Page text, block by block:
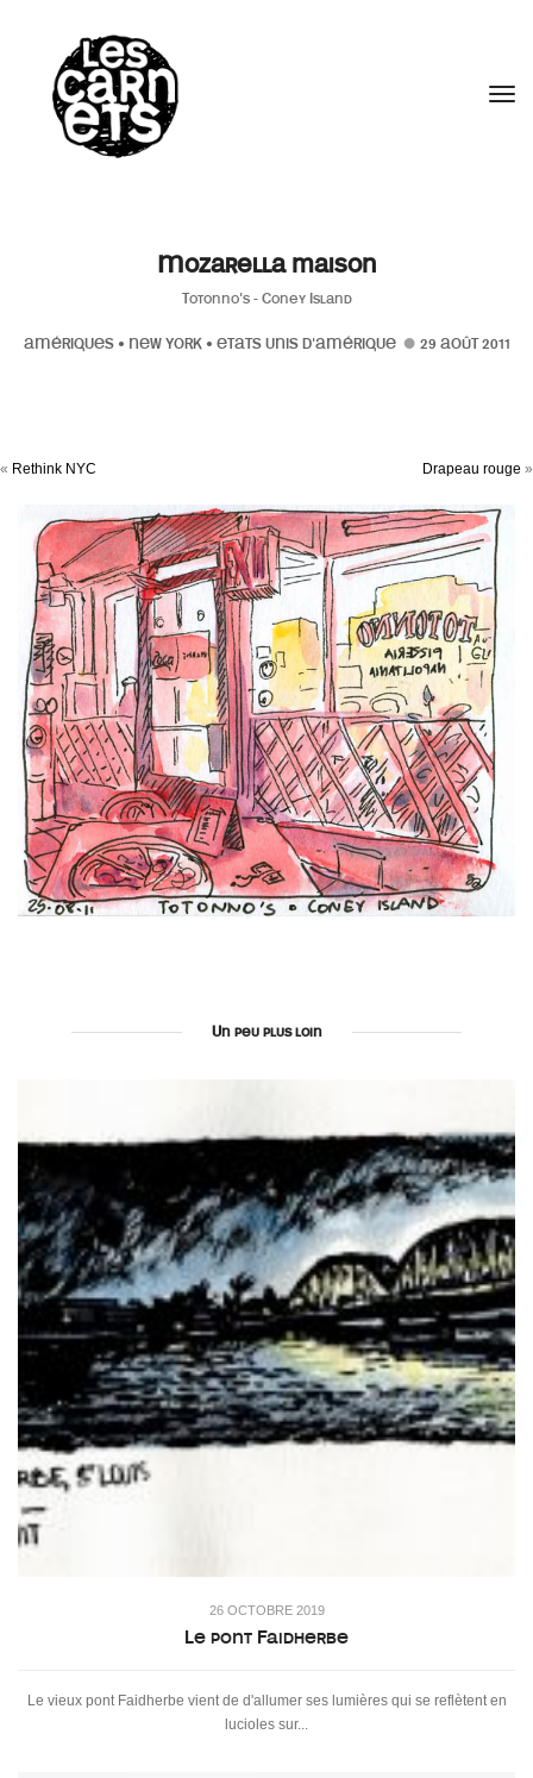
Mozarella maison
Totonno's - Coney Island
AMÉRIQUES• NEW YORK• ETATS UNIS D'AMÉRIQUE 29 AOÛT 2011
« Rethink NYC Drapeau rouge »
Un peu plus loin
26 OCTOBRE 2019
Le pont Faidherbe
Le vieux pont Faidherbe vient de d'allumer ses lumières qui se reflètent en
lucioles sur...